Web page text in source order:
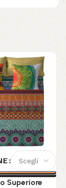
Superiore